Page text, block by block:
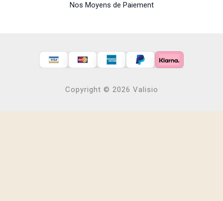
Nos Moyens de Paiement
Copyright © 2026 Valisio